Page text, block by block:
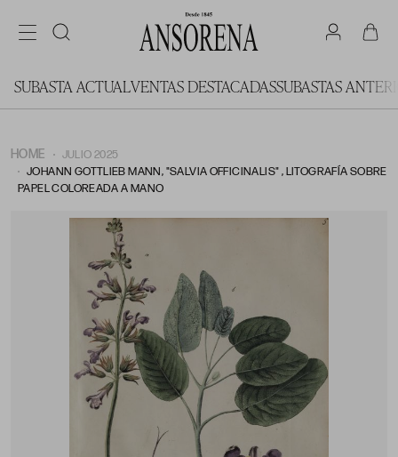
SUBASTA ACTUALVENTAS DESTACADASSUBASTAS
HOME
JULIO 2025
JOHANN GOTTLIEB MANN, "SALVIA OFFICINALIS" , LITOGRAFÍA SOBRE
PAPEL COLOREADA A MANO